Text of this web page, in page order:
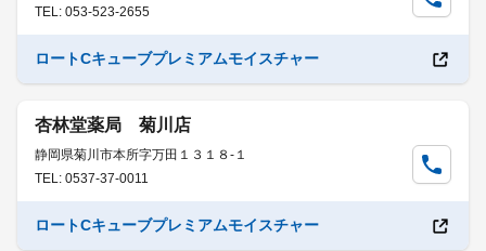
TEL: 053-523-2655
ロートCキューブプレミアムモイスチャー
杏林堂薬局 菊川店
静岡県菊川市本所字万田１３１８-１
TEL: 0537-37-0011
ロートCキューブプレミアムモイスチャー